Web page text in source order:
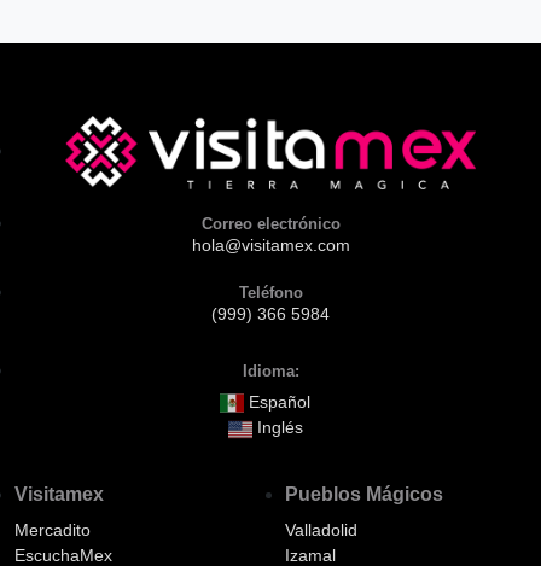
Correo electrónico
hola@visitamex.com
Teléfono
(999) 366 5984
Idioma:
Español
Inglés
Visitamex
Mercadito
EscuchaMex
Pueblos Mágicos
Valladolid
Izamal